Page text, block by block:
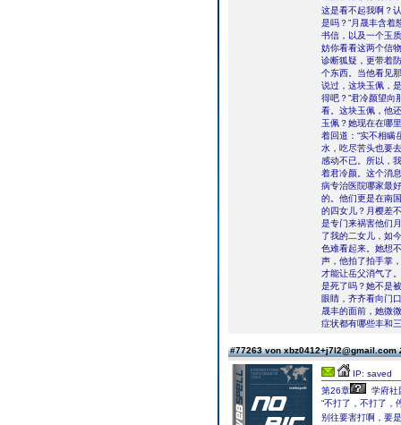
这是看不起我啊？
是吗？”月晟丰含着
书信，以及一个玉
妨你看看这两个信
诊断狐疑，更带着
个东西。当他看见
说过，这块玉佩，
得吧？”君冷颜望向
看。这块玉佩，他
玉佩？她现在在哪
着回道：“实不相瞒
水，吃尽苦头也要
感动不已。所以，
着君冷颜。这个消
病专治医院哪家最
的。他们更是在南
的四女儿？月樱差
是专门来祸害他们
了我的二女儿，如
色难看起来。她想
声，他拍了拍手掌
才能让岳父消气了
是死了吗？她不是
眼睛，齐齐看向门
晟丰的面前，她微
症状都有哪些丰和
#77263 von xbz0412+j7l2@gmail.com
IP: saved
第26章
学府社
“不打了，不打了，
别往要害打啊，要